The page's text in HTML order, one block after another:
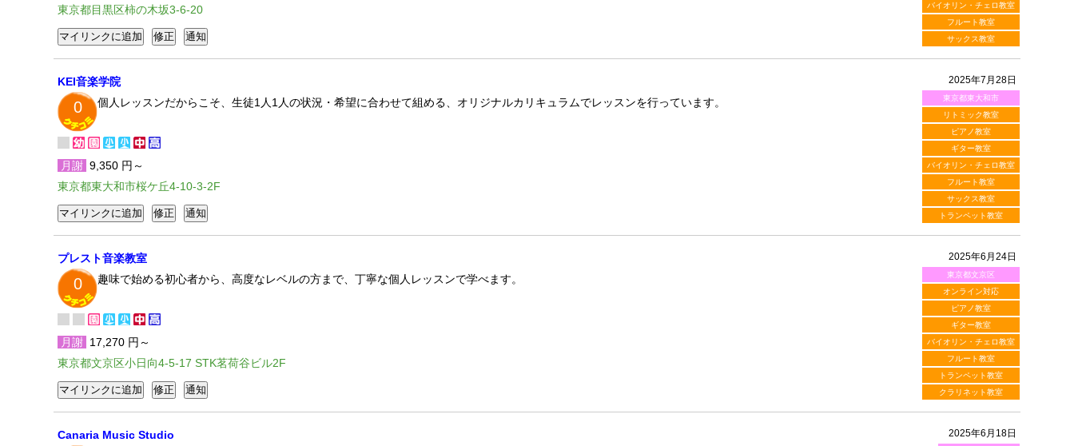
バイオリン・チェロ教室
フルート教室
サックス教室
東京都目黒区柿の木坂3-6-20
2025年7月28日
東京都東大和市
リトミック教室
ピアノ教室
ギター教室
バイオリン・チェロ教室
フルート教室
サックス教室
トランペット教室
KEI音楽学院
0 個人レッスンだからこそ、生徒1人1人の状況・希望に合わせて組める、オリジナルカリキュラムでレッスンを行っています。
月謝 9,350 円～
東京都東大和市桜ケ丘4-10-3-2F
2025年6月24日
東京都文京区
オンライン対応
ピアノ教室
ギター教室
バイオリン・チェロ教室
フルート教室
トランペット教室
クラリネット教室
プレスト音楽教室
0 趣味で始める初心者から、高度なレベルの方まで、丁寧な個人レッスンで学べます。
月謝 17,270 円～
東京都文京区小日向4-5-17 STK茗荷谷ビル2F
2025年6月18日
Canaria Music Studio